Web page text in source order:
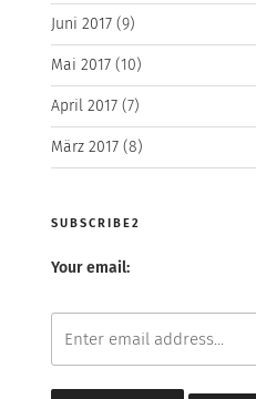
Juni 2017 (9)
Mai 2017 (10)
April 2017 (7)
März 2017 (8)
SUBSCRIBE2
Your email: